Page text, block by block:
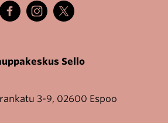
Sello
3-9, 02600 Espoo